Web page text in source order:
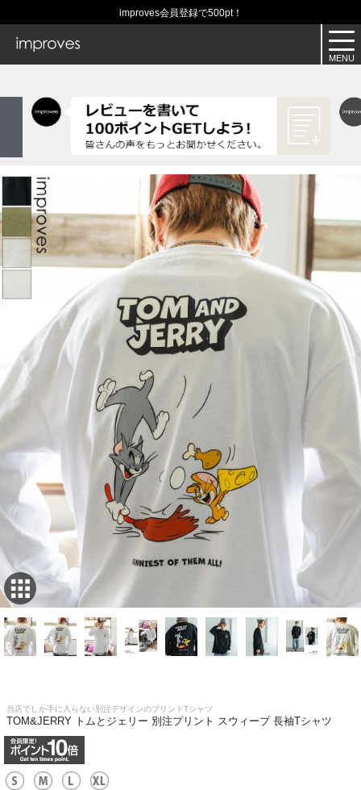
improves会員登録で500pt！
当店でしか手に入らない別注デザインのプリントTシャツ
TOM&JERRY トムとジェリー 別注プリント スウィープ 長袖Tシャツ